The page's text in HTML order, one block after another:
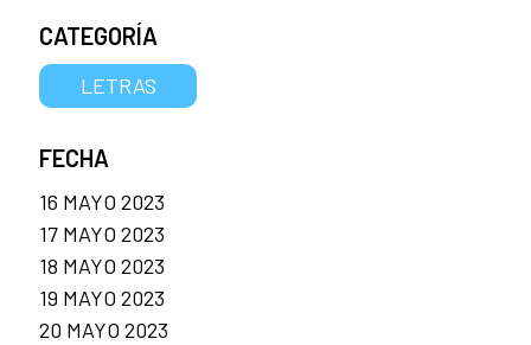
CATEGORÍA
LETRAS
FECHA
16 MAYO 2023
17 MAYO 2023
18 MAYO 2023
19 MAYO 2023
20 MAYO 2023